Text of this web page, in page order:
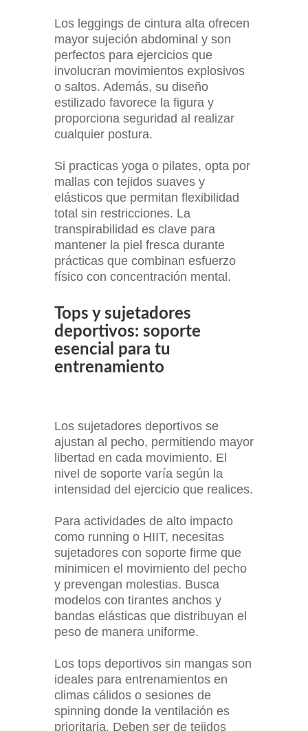
Los leggings de cintura alta ofrecen
mayor sujeción abdominal y son
perfectos para ejercicios que
involucran movimientos explosivos
o saltos. Además, su diseño
estilizado favorece la figura y
proporciona seguridad al realizar
cualquier postura.
Si practicas yoga o pilates, opta por
mallas con tejidos suaves y
elásticos que permitan flexibilidad
total sin restricciones. La
transpirabilidad es clave para
mantener la piel fresca durante
prácticas que combinan esfuerzo
físico con concentración mental.
Tops y sujetadores
deportivos: soporte
esencial para tu
entrenamiento
Los sujetadores deportivos se
ajustan al pecho, permitiendo mayor
libertad en cada movimiento. El
nivel de soporte varía según la
intensidad del ejercicio que realices.
Para actividades de alto impacto
como running o HIIT, necesitas
sujetadores con soporte firme que
minimicen el movimiento del pecho
y prevengan molestias. Busca
modelos con tirantes anchos y
bandas elásticas que distribuyan el
peso de manera uniforme.
Los tops deportivos sin mangas son
ideales para entrenamientos en
climas cálidos o sesiones de
spinning donde la ventilación es
prioritaria. Deben ser de tejidos